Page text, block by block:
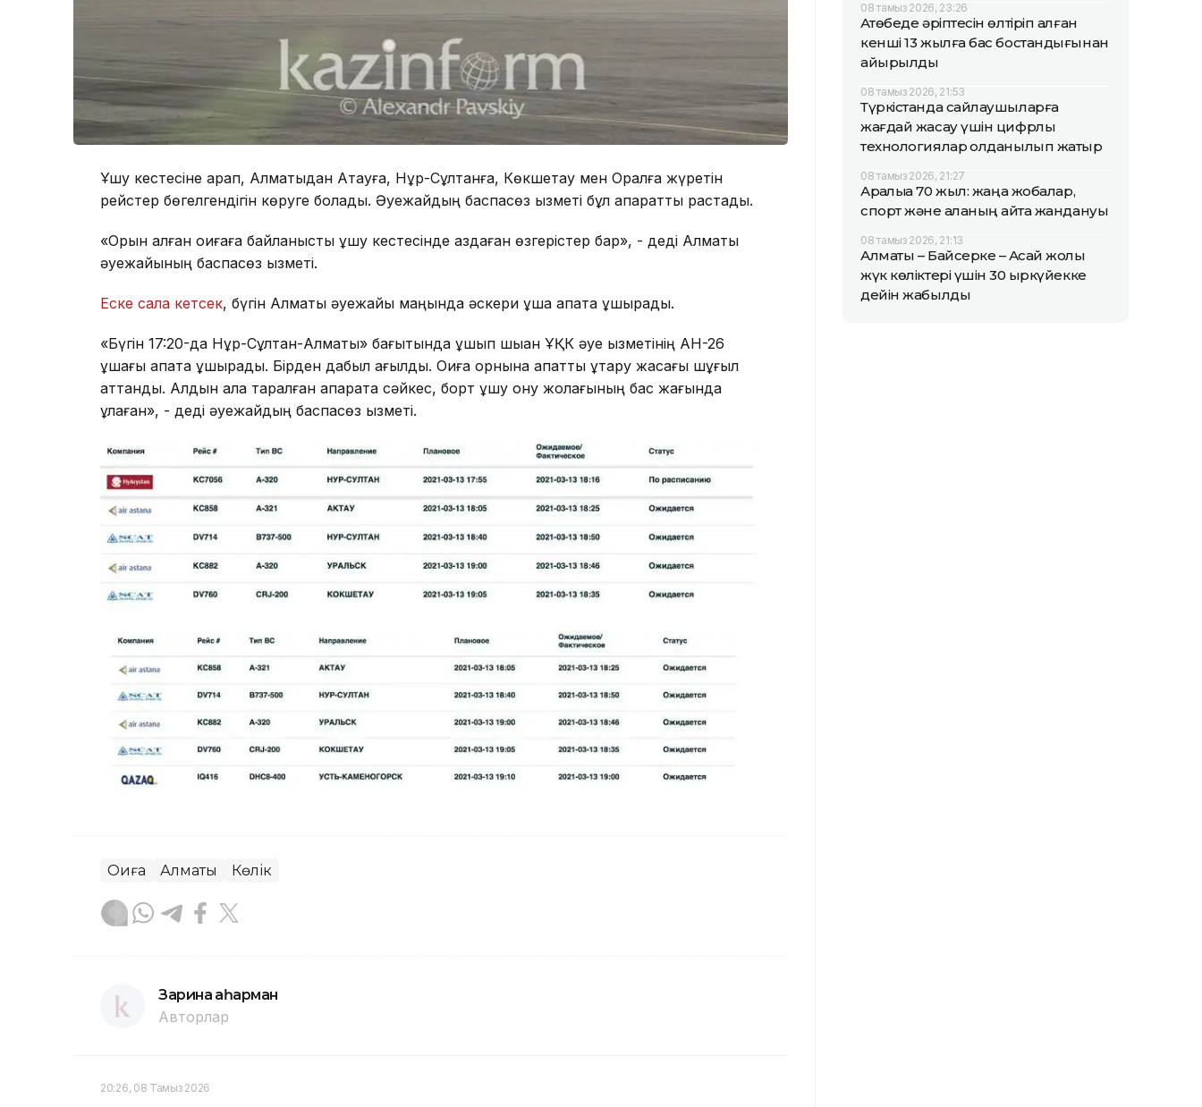
Ұшу кестесіне қарап, Алматыдан Ақтауға, Нұр-Сұлтанға, Көкшетау мен Оралға жүретін
рейстер бөгелгендігін көруге болады. Әуежайдың баспасөз қызметі бұл ақпаратты растады.
«Орын алған оқиғаға байланысты ұшу кестесінде аздаған өзгерістер бар», - деді Алматы
әуежайының баспасөз қызметі.
Еске сала кетсек, бүгін Алматы әуежайы маңында әскери ұшақ апатқа ұшырады.
«Бүгін 17:20-да Нұр-Сұлтан-Алматы» бағытында ұшып шыққан ҰҚК әуе қызметінің АН-26
ұшағы апатқа ұшырады. Бірден дабыл қағылды. Оқиға орнына апаттық құтқару жасағы шұғыл
аттанды. Алдын ала таралған ақпаратқа сәйкес, борт ұшу қону жолағының бас жағында
құлаған», - деді әуежайдың баспасөз қызметі.
Оқиға Алматы Көлік
Зарина Қаһарман
Авторлар
20:26, 08 Тамыз 2026
08 тамыз 2026, 23:26
Ақтөбеде әріптесін өлтіріп алған
кенші 13 жылға бас бостандығынан
айырылды
08 тамыз 2026, 21:53
Түркістанда сайлаушыларға
жағдай жасау үшін цифрлық
технологиялар қолданылып жатыр
08 тамыз 2026, 21:27
Арқалыққа 70 жыл: жаңа жобалар,
спорт және қаланың қайта жандануы
08 тамыз 2026, 21:13
Алматы – Байсерке – Ақсай жолы
жүк көліктері үшін 30 қыркүйекке
дейін жабылды